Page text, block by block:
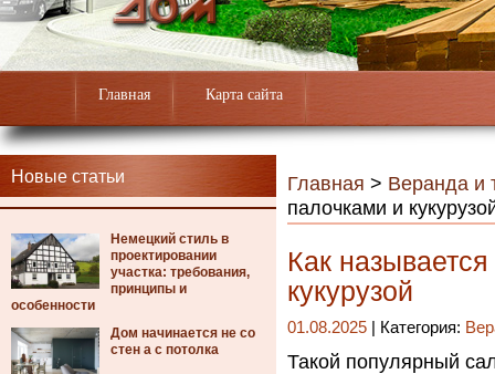
Главная Карта сайта
Новые статьи
Немецкий стиль в
проектировании
участка: требования,
принципы и
особенности
Дом начинается не со
стен а с потолка
Главная > Веранда и
палочками и
Как
кукурузой
01.08.2025 | Категория:
Такой популярный